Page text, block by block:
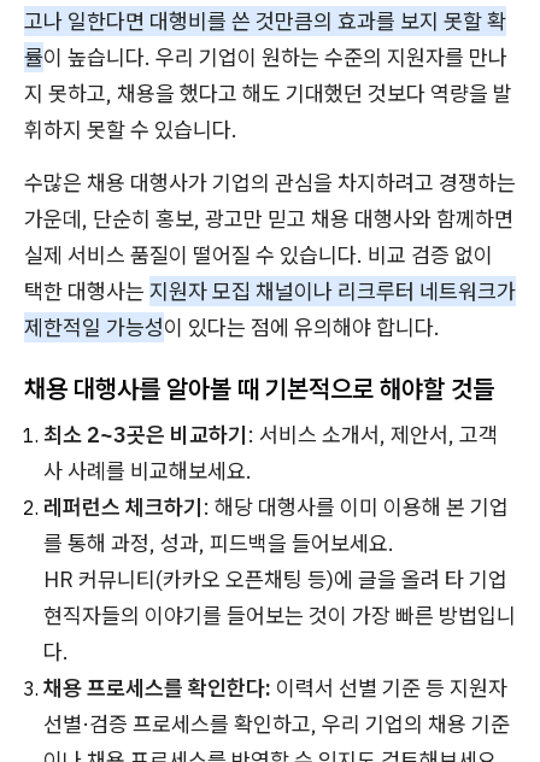
고나 일한다면 대행비를 쓴 것만큼의 효과를 보지 못할 확
률이 높습니다. 우리 기업이 원하는 수준의 지원자를 만나
지 못하고, 채용을 했다고 해도 기대했던 것보다 역량을 발
휘하지 못할 수 있습니다.
수많은 채용 대행사가 기업의 관심을 차지하려고 경쟁하는
가운데, 단순히 홍보, 광고만 믿고 채용 대행사와 함께하면
실제 서비스 품질이 떨어질 수 있습니다. 비교 검증 없이
택한 대행사는 지원자 모집 채널이나 리크루터 네트워크가
제한적일 가능성이 있다는 점에 유의해야 합니다.
채용 대행사를 알아볼 때 기본적으로 해야할 것들
최소 2~3곳은 비교하기: 서비스 소개서, 제안서, 고객
사 사례를 비교해보세요.
레퍼런스 체크하기: 해당 대행사를 이미 이용해 본 기업
를 통해 과정, 성과, 피드백을 들어보세요.
HR 커뮤니티(카카오 오픈채팅 등)에 글을 올려 타 기업
현직자들의 이야기를 들어보는 것이 가장 빠른 방법입니
다.
채용 프로세스를 확인한다: 이력서 선별 기준 등 지원자
선별·검증 프로세스를 확인하고, 우리 기업의 채용 기준